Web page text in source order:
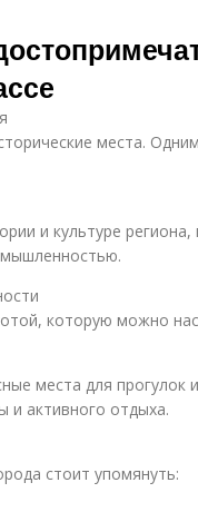
места.
и культуре
которую можно
места для
и активного отдыха.
стоит упомянуть: